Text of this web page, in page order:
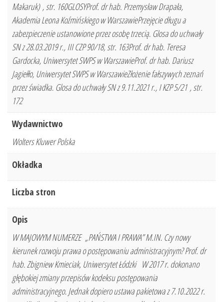
Makaruk) , str. 160GLOSYProf. dr hab. Przemysław Drapała,
Akademia Leona Koźmińskiego w WarszawiePrzejęcie długu a
zabezpieczenie ustanowione przez osobę trzecią. Glosa do uchwały
SN z 28.03.2019 r., III CZP 90/18, str. 163Prof. dr hab. Teresa
Gardocka, Uniwersytet SWPS w WarszawieProf. dr hab. Dariusz
Jagiełło, Uniwersytet SWPS w WarszawieZłożenie fałszywych zeznań
przez świadka. Glosa do uchwały SN z 9.11.2021 r., I KZP 5/21 , str.
172
Wydawnictwo
Wolters Kluwer Polska
Okładka
Liczba stron
Opis
W MAJOWYM NUMERZE „PAŃSTWA I PRAWA” M.IN. Czy nowy
kierunek rozwoju prawa o postępowaniu administracyjnym? Prof. dr
hab. Zbigniew Kmieciak, Uniwersytet Łódzki W 2017 r. dokonano
głębokiej zmiany przepisów kodeksu postępowania
administracyjnego. Jednak dopiero ustawa pakietowa z 7.10.2022 r.